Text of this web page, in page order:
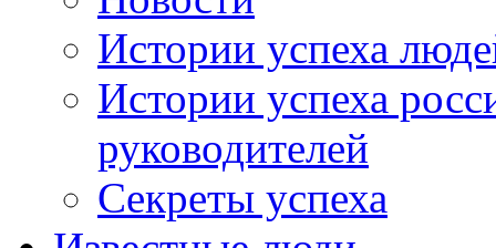
Истории успеха
Истории успеха
руководителей
Секреты успеха